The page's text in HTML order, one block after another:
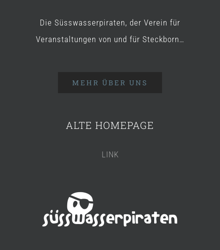
Die Süsswasserpiraten, der Verein für
Veranstaltungen von und für Steckborn…
MEHR ÜBER UNS
ALTE HOMEPAGE
LINK